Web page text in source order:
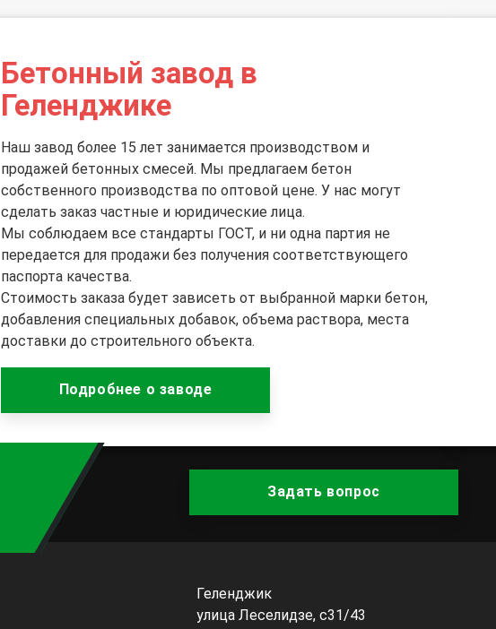
Бетонный завод в
Геленджике
Наш завод более 15 лет занимается производством и
продажей бетонных смесей. Мы предлагаем бетон
собственного производства по оптовой цене. У нас могут
сделать заказ частные и юридические лица.
Мы соблюдаем все стандарты ГОСТ, и ни одна партия не
передается для продажи без получения соответствующего
паспорта качества.
Стоимость заказа будет зависеть от выбранной марки бетон,
добавления специальных добавок, объема раствора, места
доставки до строительного объекта.
Подробнее о заводе
Задать вопрос
Геленджик
улица Леселидзе, с31/43